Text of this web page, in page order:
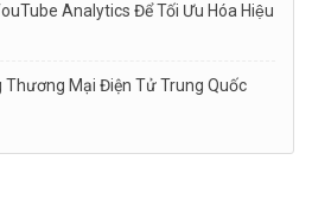
Analytics Để Tối Ưu Hóa Hiệu
Thương Mại Điện Tử Trung Quốc